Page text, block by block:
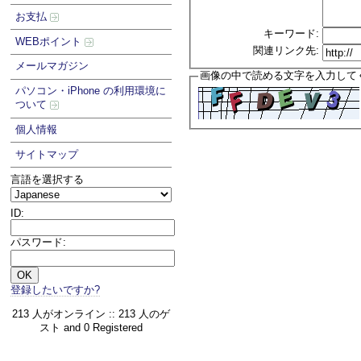
お支払
WEBポイント
メールマガジン
パソコン・iPhone の利用環境に
ついて
個人情報
サイトマップ
言語を選択する
ID:
パスワード:
登録したいですか?
213 人がオンライン :: 213 人のゲ
スト and 0 Registered
キーワード:
関連リンク先:
画像の中で読める文字を入力して